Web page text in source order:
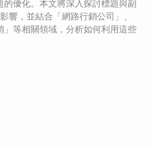
優化。本文將深入探討標題與副
響，並結合「網路行銷公司」、
」等相關領域，分析如何利用這些